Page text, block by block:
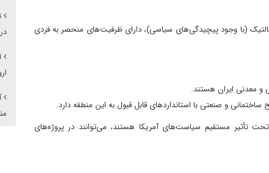
(با وجود پیچیدگی‌های سیاسی)، دارای ظرفیت‌های منحصر به فردی
و معدنی ایران هستند.
و صنعتی با استانداردهای قابل قبول به این منطقه دارد.
مستقیم سیاست‌های آمریکا هستند، می‌توانند در پروژه‌های